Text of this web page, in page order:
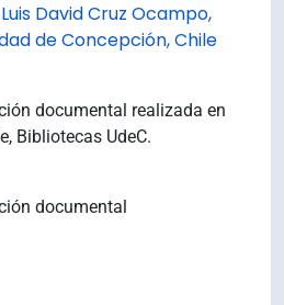
David Cruz Ocampo,
de Concepción, Chile
documental realizada en
Bibliotecas UdeC.
documental